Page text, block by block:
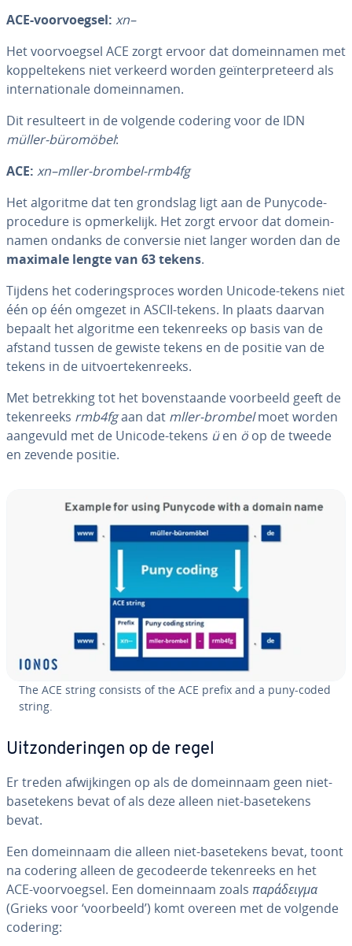
ACE-voor­voeg­sel: xn–
Het voor­voeg­sel ACE zorgt ervoor dat do­mein­na­men met
kop­pel­te­kens niet verkeerd worden ge­ïn­ter­pre­teerd als
in­ter­na­ti­o­na­le do­mein­na­men.
Dit re­sul­teert in de volgende codering voor de IDN
müller-büromöbel:
ACE: xn–mller-brombel-rmb4fg
Het algoritme dat ten grondslag ligt aan de Punycode-
procedure is op­mer­ke­lijk. Het zorgt ervoor dat do­mein­
na­men ondanks de conversie niet langer worden dan de
maximale lengte van 63 tekens.
Tijdens het co­de­rings­pro­ces worden Unicode-tekens niet
één op één omgezet in ASCII-tekens. In plaats daarvan
bepaalt het algoritme een te­ken­reeks op basis van de
afstand tussen de gewiste tekens en de positie van de
tekens in de uit­voer­te­ken­reeks.
Met be­trek­king tot het bo­ven­staan­de voorbeeld geeft de
te­ken­reeks rmb4fgaan dat mller-brombelmoet worden
aangevuld met de Unicode-tekens üen ö op de tweede
en zevende positie.
The ACE string consists of the ACE prefix and a puny-coded
string.
Uit­zon­de­rin­gen op de regel
Er treden af­wij­kin­gen op als de do­mein­naam geen niet-
bas­e­te­kens bevat of als deze alleen niet-bas­e­te­kens
bevat.
Een do­mein­naam die alleen niet-bas­e­te­kens bevat, toont
na codering alleen de ge­co­deer­de te­ken­reeks en het
ACE-voor­voeg­sel. Een do­mein­naam zoals παράδειγμα
(Grieks voor ‘voorbeeld’) komt overeen met de volgende
codering: